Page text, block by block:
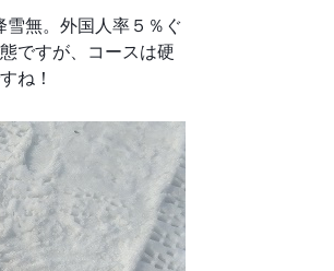
雪無。外国人率５％ぐ
ですが、コースは硬
ね！